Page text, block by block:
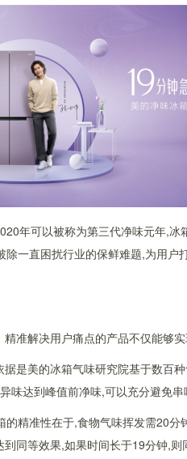
年可以被称为第三代净味元年,
除一直困扰行业的保鲜难题,为用
准解决用户痛点的产品不仅能够
是美的冰箱气味研究院基于数百
味达到峰值前净味,可以充分避免串
精准性在于,食物气味挥发需20
同等效果,如果时间长于19分钟,则